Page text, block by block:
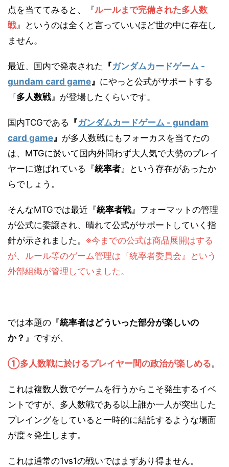
点を当ててみると、『ルールまで完備された多人数
戦』というのは全くと言っていいほど世の中に存在し
ません。
最近、国内で発表された 『ガンダムカードゲーム -
gundam card game』 にやっと公式がサポートする
『多人数戦』が登場したくらいです。
国内TCGである 『ガンダムカードゲーム - gundam
card game』 が多人数戦にもフォーカスを当てたの
は、MTGに於いて国内外問わず大人気で大勢のプレイ
ヤーに遊ばれている『統率者』という存在があったか
らでしょう。
そんなMTGでは最近『統率者戦』フォーマットの管理
が公式に委譲され、晴れて公式がサポートしていく指
針が示されました。 ※今までの公式は商品展開はする
が、ルール等のゲーム管理は『統率者委員会』という
外部組織が管理していました。
では本題の『統率者はどういった部分が楽しいの
か？ 』ですが、
①多人数戦に於けるプレイヤー間の政治が楽しめる。
これは複数人数でゲームを行うからこそ発生するイベ
ントですが、多人数戦である以上誰か一人が突出した
プレイングをしていると一時的に結託するような場面
が度々発生します。
これは通常の1vs1の戦いではまずあり得ません。